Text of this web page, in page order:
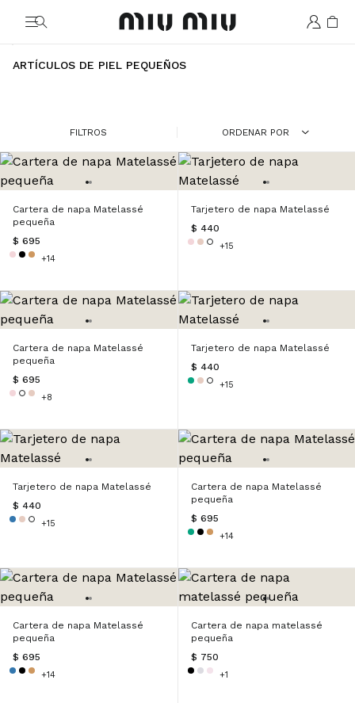
MiuMiu logo
ARTÍCULOS DE PIEL PEQUEÑOS
FILTROS ORDENAR POR
Cartera de napa Matelassé
pequeña
$ 695
+14
Tarjetero de napa Matelassé
$ 440
+15
Cartera de napa Matelassé
pequeña
$ 695
+8
Tarjetero de napa Matelassé
$ 440
+15
Tarjetero de napa Matelassé
$ 440
+15
Cartera de napa Matelassé
pequeña
$ 695
+14
Cartera de napa Matelassé
pequeña
$ 695
+14
Cartera de napa matelassé
pequeña
$ 750
+1